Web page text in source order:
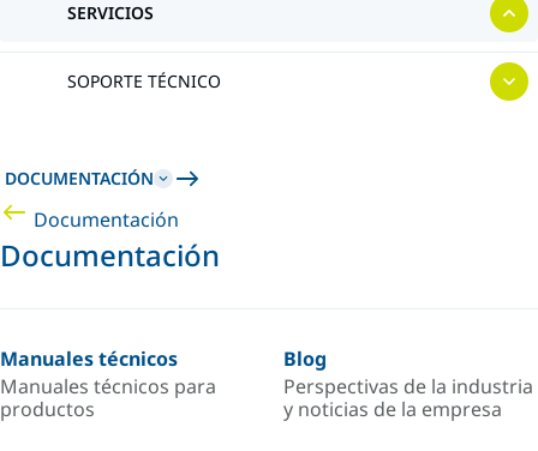
SERVICIOS
SOPORTE TÉCNICO
DOCUMENTACIÓN
Documentación
Documentación
Manuales técnicos
Manuales técnicos para
productos
Blog
Perspectivas de la industria
y noticias de la empresa